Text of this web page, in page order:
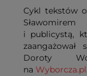
Cykl tekstów
i publicystą,
Doroty
na Wyborcza.pl